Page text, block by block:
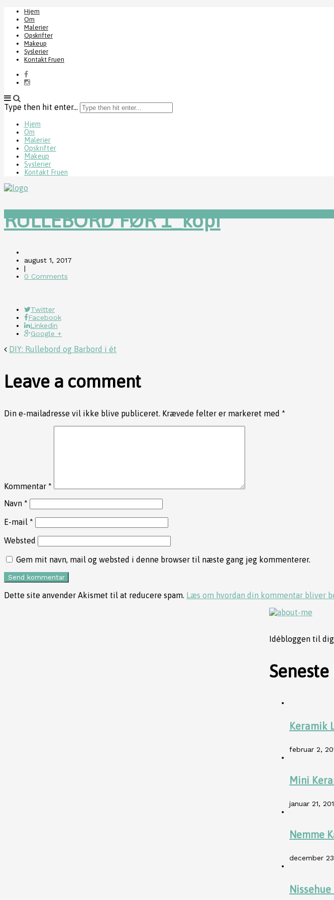
Hjem
Om
Malerier
Opskrifter
Makeup
Syslerier
Kontakt Fruen
Type then hit enter...
Hjem
Om
Malerier
Opskrifter
Makeup
Syslerier
Kontakt Fruen
RULLEBORD FØR 1_kopi
august 1, 2017
|
0 Comments
Twitter
Facebook
Linkedin
Google +
DIY: Rullebord og Barbord i ét
Leave a comment
Din e-mailadresse vil ikke blive publiceret. Krævede felter er markeret med *
Kommentar *
Navn *
E-mail *
Websted
Gem mit navn, mail og websted i denne browser til næste gang jeg kommenterer.
Dette site anvender Akismet til at reducere spam. Læs om hvordan din kommentar bliver
Idébloggen til
Keramik
februar 2,
Mini
januar 21,
Nemme
december